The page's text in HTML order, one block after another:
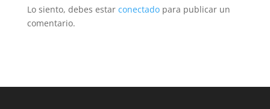
Lo siento, debes estar conectadopara publicar un
comentario.